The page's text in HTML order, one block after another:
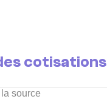
cotisations
source